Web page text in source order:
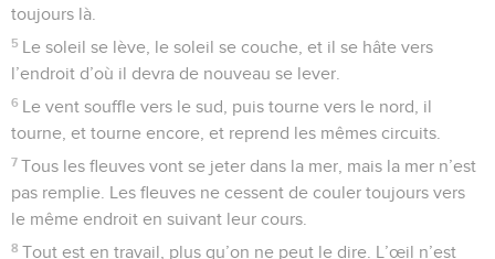
toujours là.
5 Le soleil se lève, le soleil se couche, et il se hâte vers
l’endroit d’où il devra de nouveau se lever.
6 Le vent souffle vers le sud, puis tourne vers le nord, il
tourne, et tourne encore, et reprend les mêmes circuits.
7 Tous les fleuves vont se jeter dans la mer, mais la mer n’est
pas remplie. Les fleuves ne cessent de couler toujours vers
le même endroit en suivant leur cours.
8 Tout est en travail, plus qu’on ne peut le dire. L’œil n’est